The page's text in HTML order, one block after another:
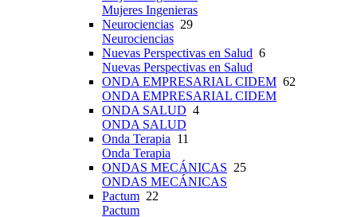
Mujeres Ingenieras
Neurociencias 29
Neurociencias
Nuevas Perspectivas en Salud 6
Nuevas Perspectivas en Salud
ONDA EMPRESARIAL CIDEM 62
ONDA EMPRESARIAL CIDEM
ONDA SALUD 4
ONDA SALUD
Onda Terapia 11
Onda Terapia
ONDAS MECÁNICAS 25
ONDAS MECÁNICAS
Pactum 22
Pactum